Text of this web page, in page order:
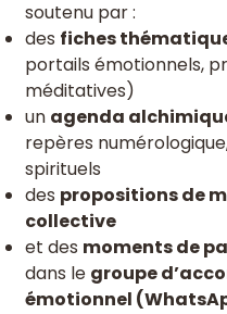
soutenu par :
des fiches
portails émotionnels,
méditatives)
un agenda
repères
spirituels
des propositions de
collective
et des moments de
dans le groupe
émotionnel